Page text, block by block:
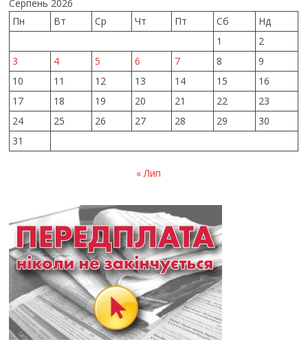
Серпень 2026
Пн
Вт Ср Чт Пт Сб
Нд
1
2
3
4 5 6 7 8
9
10
11 12 13 14 15
16
17
18 19 20 21 22
23
24
25 26 27 28 29
30
31
« Лип